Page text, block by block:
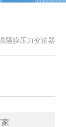
隔膜压力变送器